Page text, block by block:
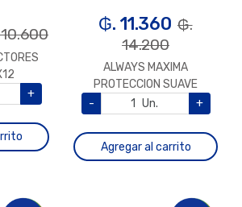
+
₲. 11.360 ₲.
14.200
ALWAYS MAXIMA
PROTECCION SUAVE
C/ALAS X 8 UNIDAD
- Un. +
Agregar al carrito